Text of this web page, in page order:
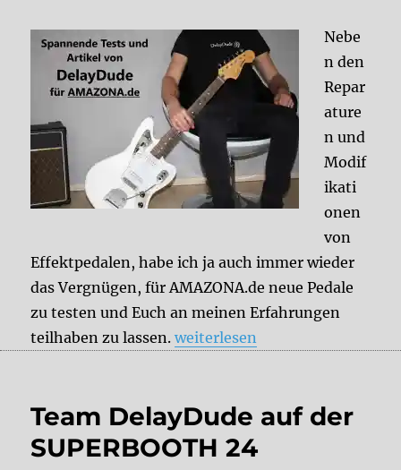
Nebe
n den
Repar
ature
n und
Modif
ikati
onen
von
Effektpedalen, habe ich ja auch immer wieder
das Vergnügen, für AMAZONA.de neue Pedale
zu testen und Euch an meinen Erfahrungen
teilhaben zu lassen.„Aktuelle DelayDude-Tests
weiterlesen
Team DelayDude auf der
SUPERBOOTH 24